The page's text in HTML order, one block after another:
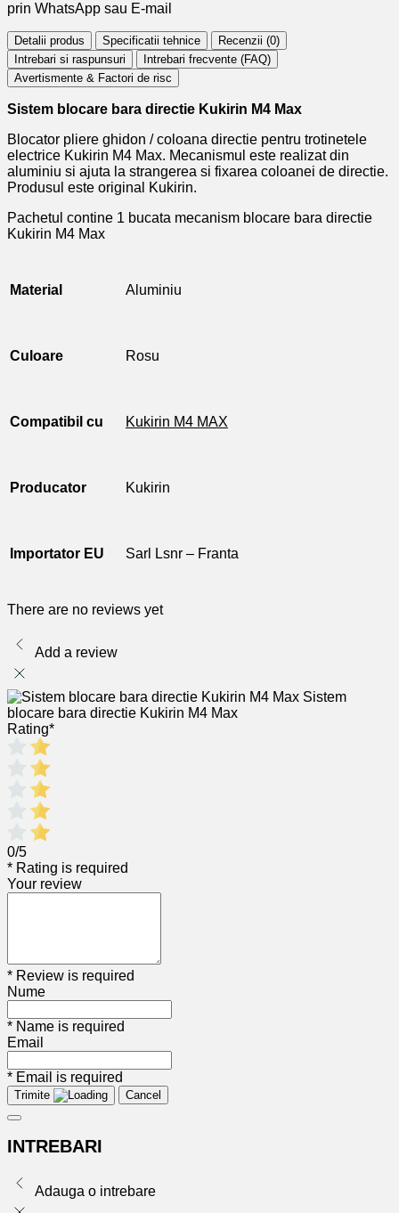
prin WhatsApp sau E-mail
Detalii produs Specificatii tehnice Recenzii (0)
Intrebari si raspunsuri
Intrebari frecvente (FAQ)
Avertismente & Factori de risc
Sistem blocare bara directie Kukirin M4 Max
Blocator pliere ghidon / coloana directie pentru trotinetele
electrice Kukirin M4 Max. Mecanismul este realizat din
aluminiu si ajuta la strangerea si fixarea coloanei de directie.
Produsul este original Kukirin.
Pachetul contine 1 bucata mecanism blocare bara directie
Kukirin M4 Max
Material Aluminiu
Culoare Rosu
Compatibil cu Kukirin M4 MAX
Producator Kukirin
Importator EU Sarl Lsnr – Franta
There are no reviews yet
Add a review
Sistem
blocare bara directie Kukirin M4 Max
Rating*
0/5
* Rating is required
Your review
* Review is required
Nume
* Name is required
Email
* Email is required
Trimite Cancel
INTREBARI
Adauga o intrebare